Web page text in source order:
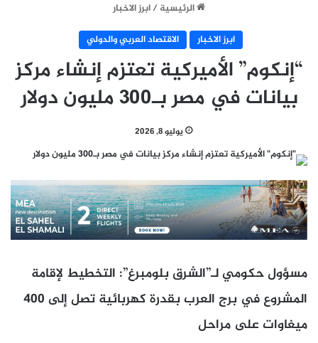
الرئيسية/ابرز الاخبار
ابرز الاخبار
الاقتصاد العربي والدولي
“إنكوم” الأميركية تعتزم إنشاء مركز
بيانات في مصر بـ300 مليون دولار
يوليو 8, 2026
مسؤول حكومي لـ”الشرق بلومبرغ”: التخطيط لإقامة
المشروع في برج العرب بقدرة كهربائية تصل إلى 400
ميغاوات على مراحل